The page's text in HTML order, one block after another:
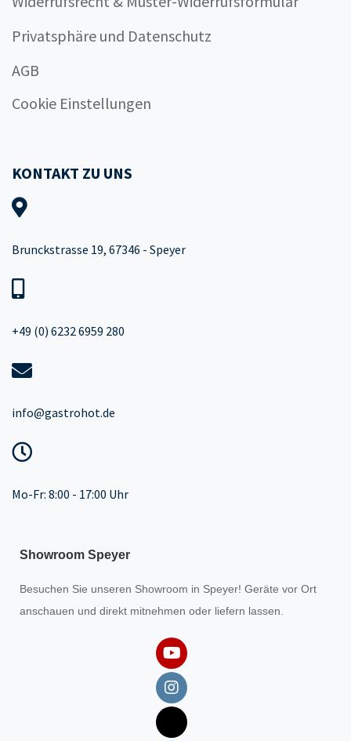
Privatsphäre und Datenschutz
AGB
Cookie Einstellungen
KONTAKT ZU UNS
Brunckstrasse 19, 67346 - Speyer
+49 (0) 6232 6959 280
info@gastrohot.de
Mo-Fr: 8:00 - 17:00 Uhr
Showroom Speyer
Besuchen Sie unseren Showroom in Speyer! Geräte vor Ort
anschauen und direkt mitnehmen oder liefern lassen.